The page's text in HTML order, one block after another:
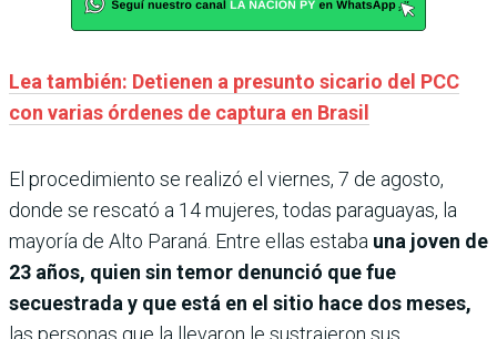
Lea también: Detienen a presunto sicario del PCC
con varias órdenes de captura en Brasil
El procedimiento se realizó el viernes, 7 de agosto,
donde se rescató a 14 mujeres, todas paraguayas, la
mayoría de Alto Paraná. Entre ellas estaba una joven de
23 años, quien sin temor denunció que fue
secuestrada y que está en el sitio hace dos meses,
las personas que la llevaron le sustrajeron sus